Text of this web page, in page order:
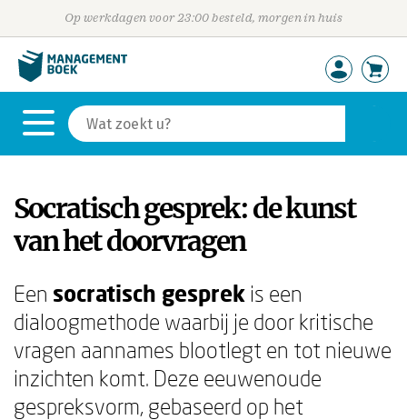
Op werkdagen voor 23:00 besteld, morgen in huis
Socratisch gesprek: de kunst
van het doorvragen
Een socratisch gesprek is een
dialoogmethode waarbij je door kritische
vragen aannames blootlegt en tot nieuwe
inzichten komt. Deze eeuwenoude
gespreksvorm, gebaseerd op het